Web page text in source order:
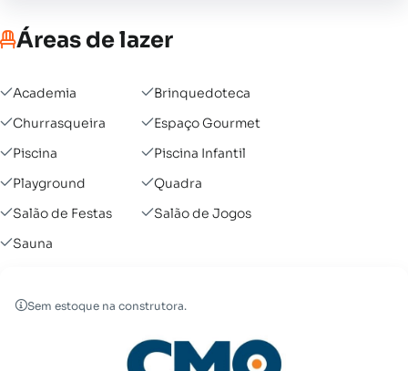
Áreas de lazer
Academia
Brinquedoteca
Churrasqueira
Espaço Gourmet
Piscina
Piscina Infantil
Playground
Quadra
Salão de Festas
Salão de Jogos
Sauna
Sem estoque na construtora.